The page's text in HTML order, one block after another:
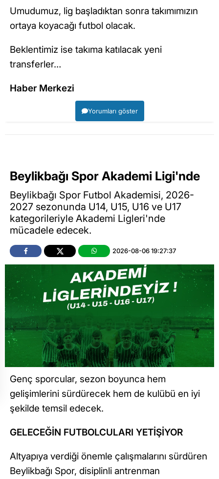
Umudumuz, lig başladıktan sonra takımımızın
ortaya koyacağı futbol olacak.
Beklentimiz ise takıma katılacak yeni
transferler…
Haber Merkezi
Yorumları göster
Beylikbağı Spor Akademi Ligi'nde
Beylikbağı Spor Futbol Akademisi, 2026-
2027 sezonunda U14, U15, U16 ve U17
kategorileriyle Akademi Ligleri'nde
mücadele edecek.
2026-08-06 19:27:37
Genç sporcular, sezon boyunca hem
gelişimlerini sürdürecek hem de kulübü en iyi
şekilde temsil edecek.
GELECEĞİN FUTBOLCULARI YETİŞİYOR
Altyapıya verdiği önemle çalışmalarını sürdüren
Beylikbağı Spor, disiplinli antrenman